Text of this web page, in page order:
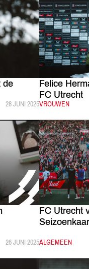
de
GEPUBLICEERD:
28 JUNI 2025
Felice
FC Utrecht
CATEGORIE:
VROUWEN
GEPUBLICEERD:
26 JUNI 2025
FC Utrecht
CATEGORIE:
ALGEMEEN